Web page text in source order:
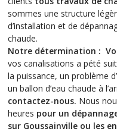
sommes une structure
d’installation et de
chaude.
Notre détermination :
vos canalisations a pété
la puissance, un problème
un ballon d’eau chaude à
contactez-nous. Nous
heures pour un
sur Goussainville ou les